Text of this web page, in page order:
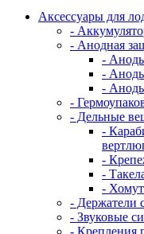
Аксессуары для
-
- Анодная
-
-
-
-
- Дельные
-
-
-
-
- Держатели
- Звуковые
- Крепления